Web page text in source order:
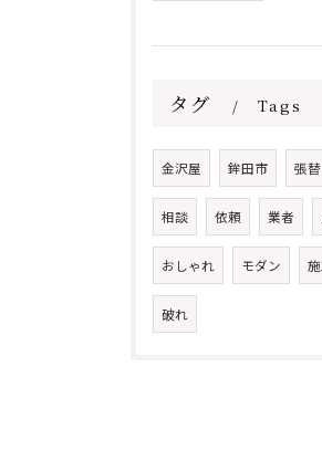
タグ Tags
金沢屋 鉾田市 張替
相談 依頼 業者
おしゃれ モダン
破れ